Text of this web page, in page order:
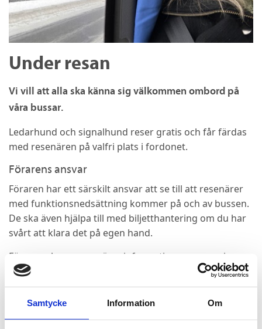
Samtycke Information Om
Under resan
Vi vill att alla ska känna sig välkommen ombord på
våra bussar.
Ledarhund och signalhund reser gratis och får färdas
med resenären på valfri plats i fordonet.
Förarens ansvar
Föraren har ett särskilt ansvar att se till att resenärer
med funktionsnedsättning kommer på och av bussen.
De ska även hjälpa till med biljetthantering om du har
svårt att klara det på egen hand.
Förarna ska ge resenärer information om resan innan
avgång och under färd om det efterfrågas. Förarna
ska erbjuda hjälp och följa resenärer till sin plats i
bussen vid behov.
Om våra bussar tillfälligt saknar inre skylt som visar